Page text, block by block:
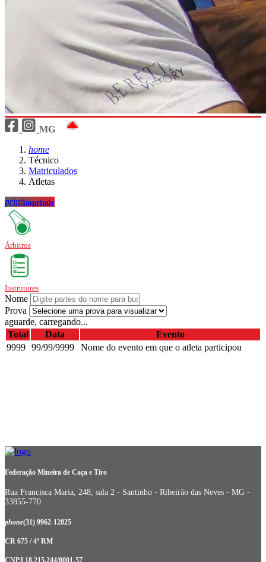
MG
home
Técnico
Matriculados
Atletas
printImprimir
Árbitros
Instrutores
Nome
Prova
aguarde, carregando...
Total
Data
Evento
9999 99/99/9999 Nome do evento em que o atleta participou
Federação Mineira de Caça e Tiro
Rua Francisca Maria, 248, sala 2 - Santinho - Ribeirão das Neves - MG -
33855-770
phone(31) 9962-12825
CR 675 / 4ª RM